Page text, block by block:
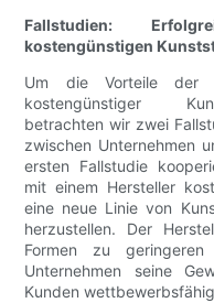
Fallstudien:
kostengünstigen
Um die Vorteile der
kostengünstiger
betrachten wir zwei
zwischen Unternehmen
ersten Fallstudie
mit einem Hersteller
eine neue Linie von
herzustellen. Der
Formen zu
Unternehmen seine
Kunden